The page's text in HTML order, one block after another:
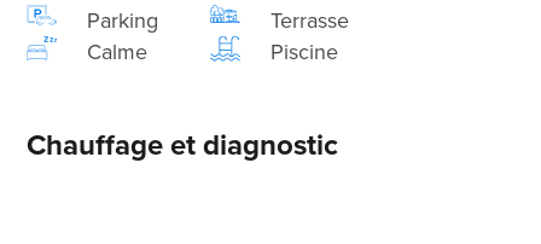
Parking
Terrasse
Calme
Piscine
Chauffage et diagnostic